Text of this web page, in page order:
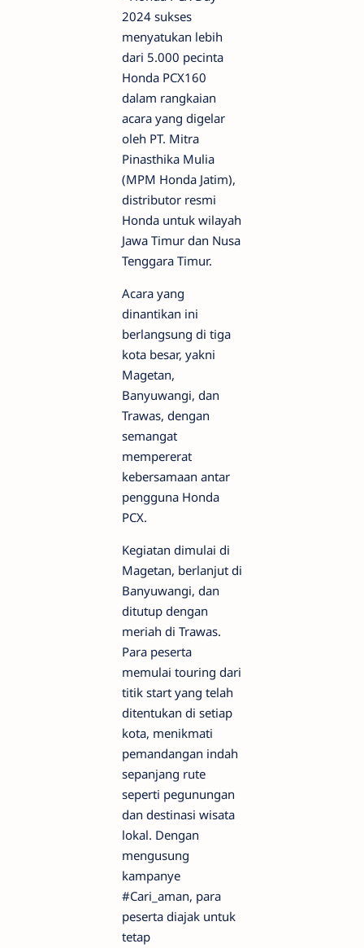
2024 sukses
menyatukan lebih
dari 5.000 pecinta
Honda PCX160
dalam rangkaian
acara yang digelar
oleh PT. Mitra
Pinasthika Mulia
(MPM Honda Jatim),
distributor resmi
Honda untuk wilayah
Jawa Timur dan Nusa
Tenggara Timur.
Acara yang
dinantikan ini
berlangsung di tiga
kota besar, yakni
Magetan,
Banyuwangi, dan
Trawas, dengan
semangat
mempererat
kebersamaan antar
pengguna Honda
PCX.
Kegiatan dimulai di
Magetan, berlanjut di
Banyuwangi, dan
ditutup dengan
meriah di Trawas.
Para peserta
memulai touring dari
titik start yang telah
ditentukan di setiap
kota, menikmati
pemandangan indah
sepanjang rute
seperti pegunungan
dan destinasi wisata
lokal. Dengan
mengusung
kampanye
#Cari_aman, para
peserta diajak untuk
tetap